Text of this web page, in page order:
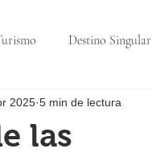
Destino Singular
las
2025 5 min de lectura